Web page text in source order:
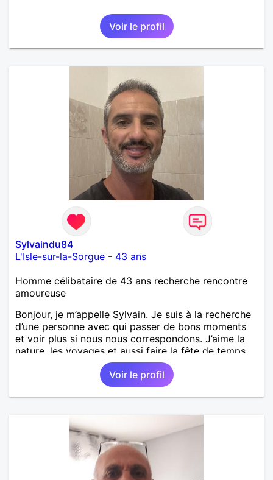
Voir le profil
Sylvaindu84
L'Isle-sur-la-Sorgue - 43 ans
Homme célibataire de 43 ans recherche rencontre
amoureuse
Bonjour, je m’appelle Sylvain. Je suis à la recherche
d’une personne avec qui passer de bons moments
et voir plus si nous nous correspondons. J’aime la
nature, les voyages et aussi faire la fête de temps
en temps ;-)Je suis papa d’un petit garçon de 7 ans
dont je m’occupe en garde alternée. J’aime à peu
près tous les styles de musique. (Oui je suis pas
trop fan de Jul). Je fais du sport pour garder la
pense en tout cas 😂)
Voir le profil